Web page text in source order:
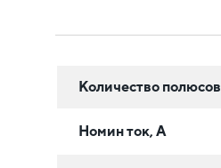
Количество полюсов
Номин ток, А